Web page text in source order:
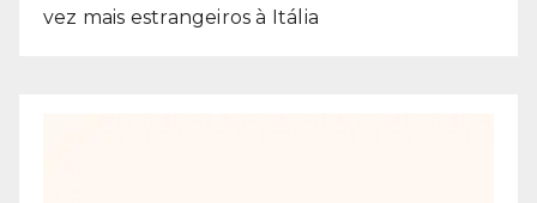
vez mais estrangeiros à Itália